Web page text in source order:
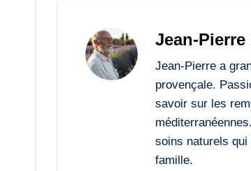
Jean-Pierre
Jean-Pierre a
provençale.
savoir sur les
soins naturels
famille.